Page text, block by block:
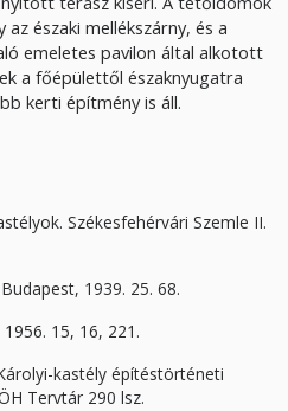
északi mellékszárny, és a
emeletes pavilon által alkotott
a főépülettől északnyugatra
kerti építmény is áll.
Székesfehérvári Szemle II.
1939. 25. 68.
15, 16, 221.
kastély építéstörténeti
Tervtár 290 lsz.